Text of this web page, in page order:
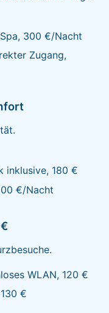
300 €/Nacht
Zugang,
inklusive, 180 €
€/Nacht
WLAN, 120 €
€